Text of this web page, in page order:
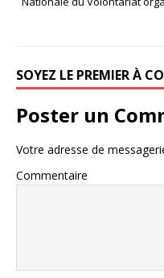
SOYEZ LE PREMIER À
Poster un
Votre adresse de
Commentaire